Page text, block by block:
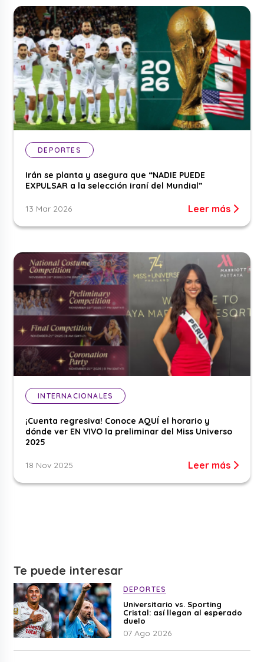
DEPORTES
Irán se planta y asegura que “NADIE PUEDE
EXPULSAR a la selección iraní del Mundial”
13 Mar 2026 Leer más
INTERNACIONALES
¡Cuenta regresiva! Conoce AQUÍ el horario y
dónde ver EN VIVO la preliminar del Miss Universo
2025
18 Nov 2025 Leer más
Te puede interesar
DEPORTES
Universitario vs. Sporting
Cristal: así llegan al esperado
duelo
07 Ago 2026